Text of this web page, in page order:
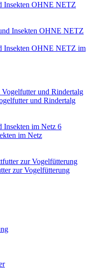
Insekten OHNE NETZ
Insekten OHNE NETZ im
und Rindertalg
6
im Netz
zur Vogelfütterung